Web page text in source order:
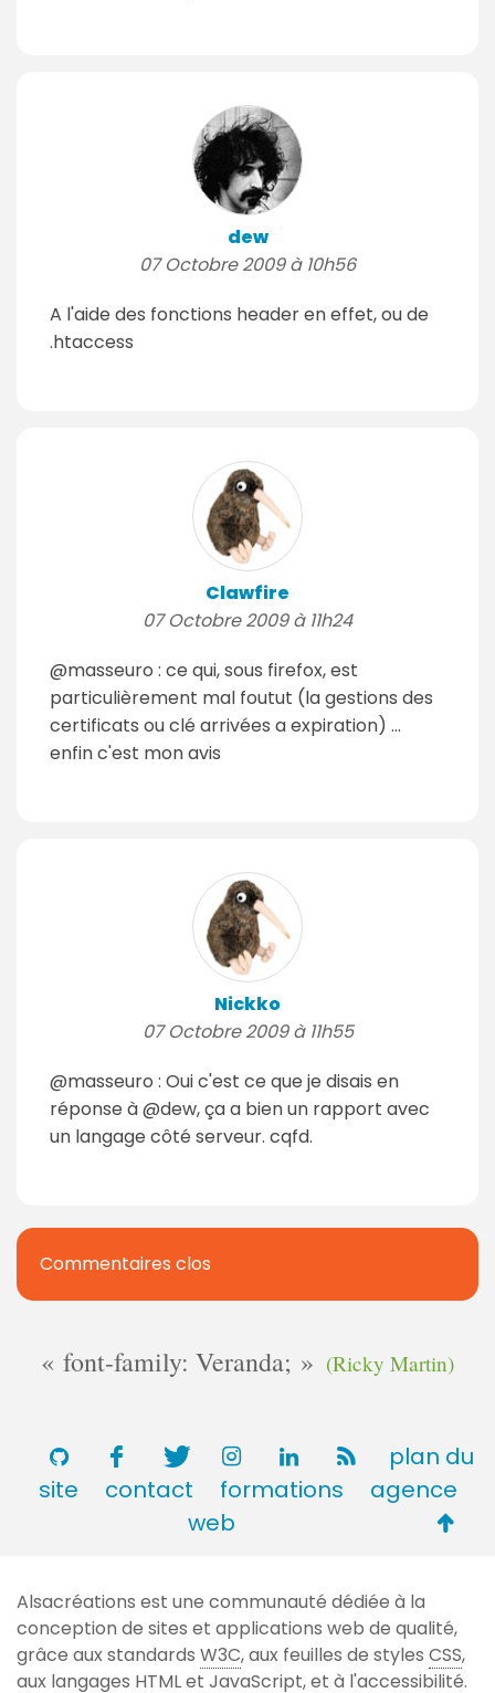
dew
07 Octobre 2009 à 10h56
A l'aide des fonctions header en effet, ou de
.htaccess
Clawfire
07 Octobre 2009 à 11h24
@masseuro : ce qui, sous firefox, est
particulièrement mal foutut (la gestions des
certificats ou clé arrivées a expiration) ...
enfin c'est mon avis
Nickko
07 Octobre 2009 à 11h55
@masseuro : Oui c'est ce que je disais en
réponse à @dew, ça a bien un rapport avec
un langage côté serveur. cqfd.
Commentaires clos
font-family: Veranda; (Ricky Martin)
plan du
site
contact formations
agence
web
de
page
Alsacréations est une communauté dédiée à la
conception de sites et applications web de qualité,
grâce aux standards W3C, aux feuilles de styles CSS,
aux langages HTMLet JavaScript, et à l'accessibilité.